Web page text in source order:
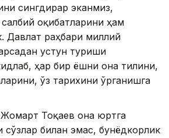
сингдирар эканмиз,
оқибатларини ҳам
Давлат раҳбари миллий
устун туриши
ҳар бир ёшни она тилини,
ўз тарихини ўрганишга
Жомарт Тоқаев она юртга
сўзлар билан эмас, бунёдкорлик